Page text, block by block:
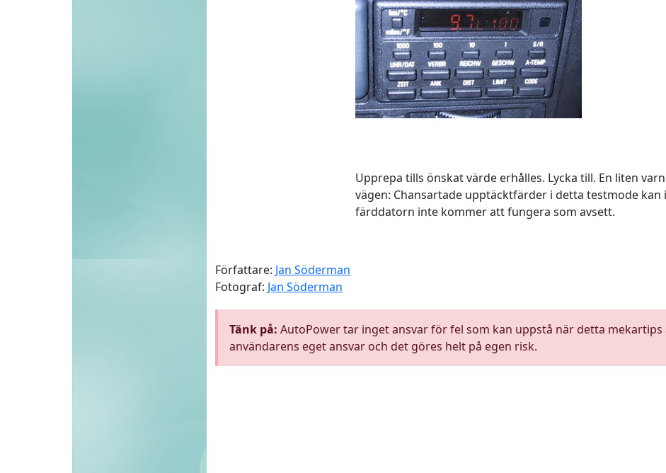
Upprepa tills önskat värde erhålles. Lycka till. En liten
vägen: Chansartade upptäcktfärder i detta testmode kan
färddatorn inte kommer att fungera som avsett.
Författare: Jan Söderman
Fotograf: Jan Söderman
Tänk på: AutoPower tar inget ansvar för fel som kan uppstå när detta
användarens eget ansvar och det göres helt på egen risk.